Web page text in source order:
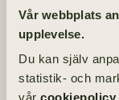
Vår webbplats
upplevelse.
Du kan själv
statistik- och
Hönö kyrka
Gårdavägen 36, 475 42
MINNESSTUND
Onsdag 14 juli